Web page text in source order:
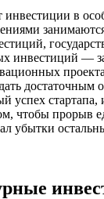
в
инвестиций —
достаточным
успех стартапа,
чтобы прорыв
убытки